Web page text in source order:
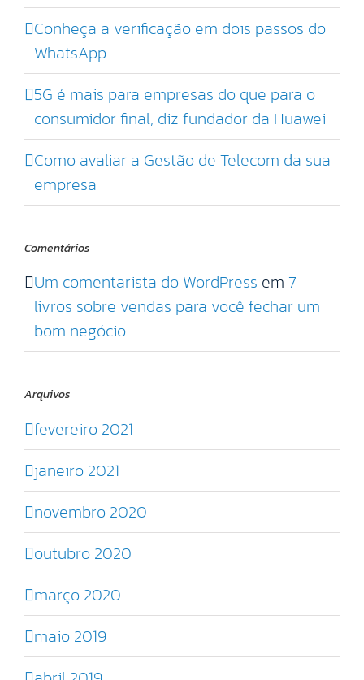
Conheça a verificação em dois passos do
WhatsApp
5G é mais para empresas do que para o
consumidor final, diz fundador da Huawei
Como avaliar a Gestão de Telecom da sua
empresa
Comentários
Um comentarista do WordPress em 7
livros sobre vendas para você fechar um
bom negócio
Arquivos
fevereiro 2021
janeiro 2021
novembro 2020
outubro 2020
março 2020
maio 2019